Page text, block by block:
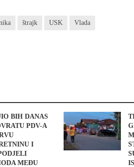
štrajk USK Vlada
BIH DANAS
PDV-A
I
MEĐU